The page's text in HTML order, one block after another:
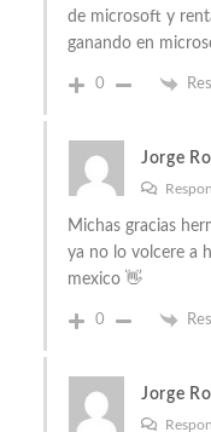
de microsoft y
ganando en
0
Jorge
Michas gracias
ya no lo volcere a
mexico 👋
0
Jorge